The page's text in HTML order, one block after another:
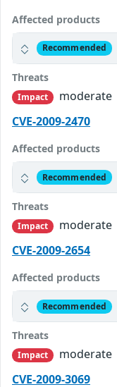
Affected products
Recommended
Threats
Impact
moderate
CVE-2009-2470
Affected products
Recommended
Threats
Impact
moderate
CVE-2009-2654
Affected products
Recommended
Threats
Impact
moderate
CVE-2009-3069